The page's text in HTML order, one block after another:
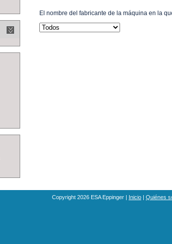
El nombre del fabricante de la máquina en la
Copyright 2026 ESA Eppinger | Inicio | Quiénes